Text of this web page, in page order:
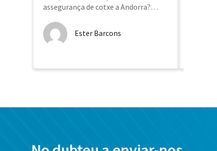
assegurança de cotxe a Andorra?
pregunta: si el meu vehicle és cada
cop més antic...
Ester Barcons